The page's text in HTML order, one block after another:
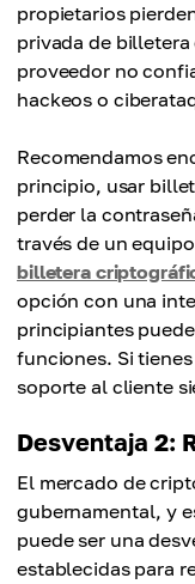
propietarios
privada de
proveedor no
hackeos o
Recomendamos
principio, usar
perder la
través de un
billetera
opción con una
principiantes
funciones. Si
soporte al cliente
Desventaja 2:
El mercado de
gubernamental, y
puede ser una
establecidas para